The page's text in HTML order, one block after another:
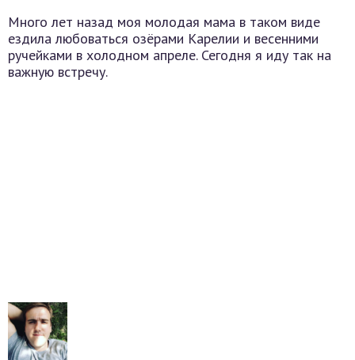
Много лет назад моя молодая мама в таком виде
ездила любоваться озёрами Карелии и весенними
ручейками в холодном апреле. Сегодня я иду так на
важную встречу.